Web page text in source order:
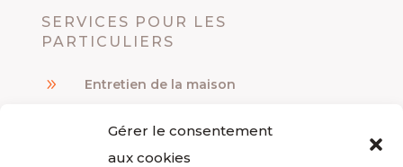
Gérer le consentement
aux cookies
SERVICES POUR LES
PARTICULIERS
9 Entretien de la maison
Travaux de jardinage